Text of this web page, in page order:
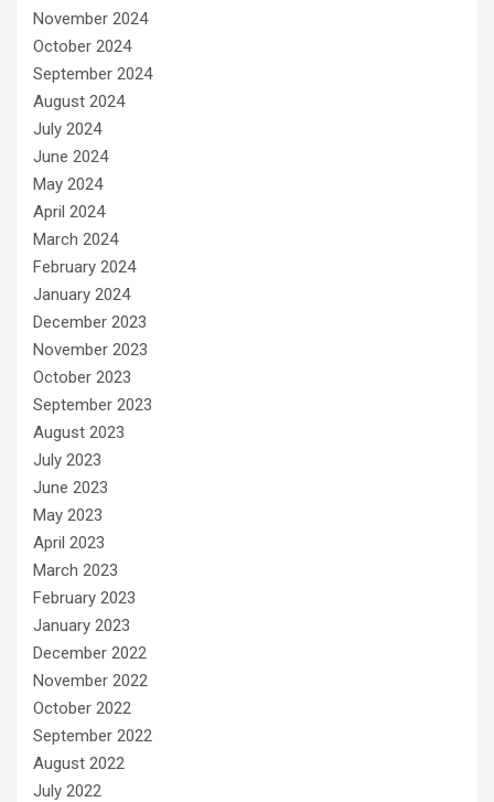
November 2024
October 2024
September 2024
August 2024
July 2024
June 2024
May 2024
April 2024
March 2024
February 2024
January 2024
December 2023
November 2023
October 2023
September 2023
August 2023
July 2023
June 2023
May 2023
April 2023
March 2023
February 2023
January 2023
December 2022
November 2022
October 2022
September 2022
August 2022
July 2022